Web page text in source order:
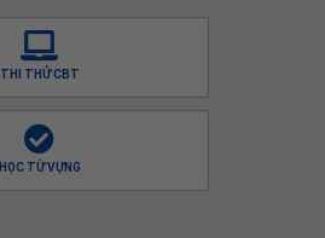
THI THỬ CBT
HỌC TỪ VỰNG